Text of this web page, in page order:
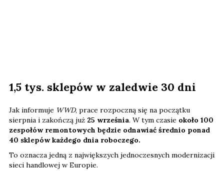
1,5 tys. sklepów w zaledwie 30 dni
Jak informuje WWD, prace rozpoczną się na początku
sierpnia i zakończą już 25 września. W tym czasie około 100
zespołów remontowych będzie odnawiać średnio ponad
40 sklepów każdego dnia roboczego.
To oznacza jedną z największych jednoczesnych modernizacji
sieci handlowej w Europie.